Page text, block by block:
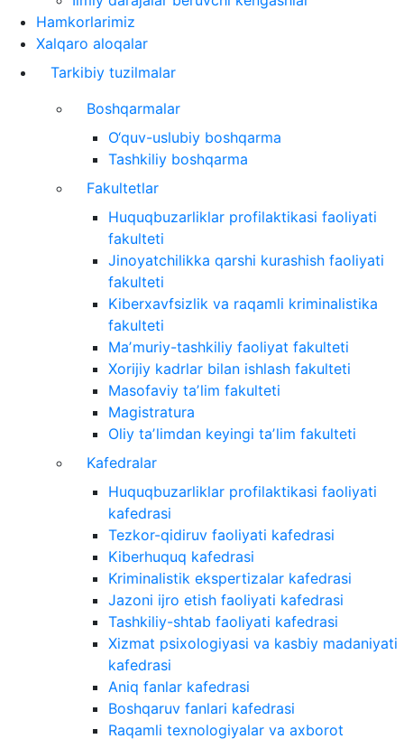
Hamkorlarimiz
Xalqaro aloqalar
Tarkibiy tuzilmalar
Boshqarmalar
O‘quv-uslubiy boshqarma
Tashkiliy boshqarma
Fakultetlar
Huquqbuzarliklar profilaktikasi faoliyati
fakulteti
Jinoyatchilikka qarshi kurashish faoliyati
fakulteti
Kiberxavfsizlik va raqamli kriminalistika
fakulteti
Maʼmuriy-tashkiliy faoliyat fakulteti
Xorijiy kadrlar bilan ishlash fakulteti
Masofaviy taʼlim fakulteti
Magistratura
Oliy taʼlimdan keyingi taʼlim fakulteti
Kafedralar
Huquqbuzarliklar profilaktikasi faoliyati
kafedrasi
Tezkor-qidiruv faoliyati kafedrasi
Kiberhuquq kafedrasi
Kriminalistik ekspertizalar kafedrasi
Jazoni ijro etish faoliyati kafedrasi
Tashkiliy-shtab faoliyati kafedrasi
Xizmat psixologiyasi va kasbiy madaniyati
kafedrasi
Aniq fanlar kafedrasi
Boshqaruv fanlari kafedrasi
Raqamli texnologiyalar va axborot